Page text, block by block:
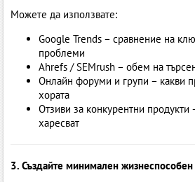
Можете да използвате:
Google Trends – сравнение на
проблеми
Ahrefs / SEMrush – обем на
Онлайн форуми и групи – какви
хората
Отзиви за конкурентни продукти
харесват
3. Създайте минимален